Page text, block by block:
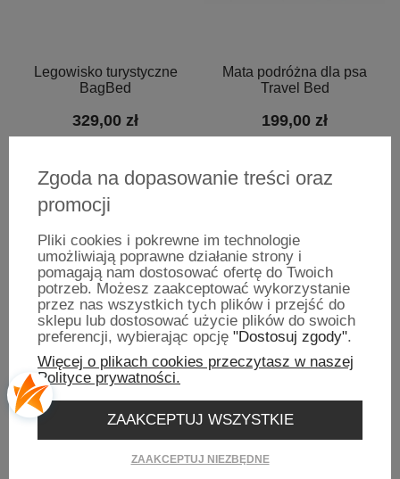
Legowisko turystyczne
BagBed
329,00 zł
Mata podróżna dla psa
Travel Bed
199,00 zł
Miska standard Pluszowa kość Osso
Zgoda na dopasowanie treści oraz
promocji
Pliki cookies i pokrewne im technologie
umożliwiają poprawne działanie strony i
pomagają nam dostosować ofertę do Twoich
potrzeb. Możesz zaakceptować wykorzystanie
przez nas wszystkich tych plików i przejść do
sklepu lub dostosować użycie plików do swoich
preferencji, wybierając opcję "Dostosuj zgody".
Więcej o plikach cookies przeczytasz w naszej
Polityce prywatności.
ZAAKCEPTUJ NIEZBĘDNE
ZAAKCEPTUJ WSZYSTKIE